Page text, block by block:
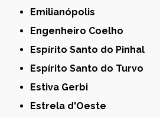
Emilianópolis
Engenheiro Coelho
Espírito Santo do Pinhal
Espírito Santo do Turvo
Estiva Gerbi
Estrela d'Oeste